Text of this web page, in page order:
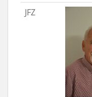
JFZ